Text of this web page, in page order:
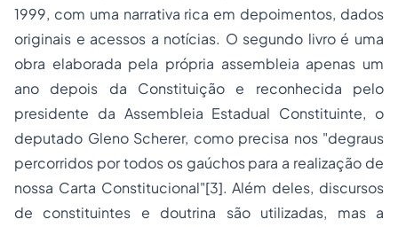
1999, com uma narrativa rica em depoimentos, dados
originais e acessos a notícias. O segundo livro é uma
obra elaborada pela própria assembleia apenas um
ano depois da Constituição e reconhecida pelo
presidente da Assembleia Estadual Constituinte, o
deputado Gleno Scherer, como precisa nos "degraus
percorridos por todos os gaúchos para a realização de
nossa Carta Constitucional"[3]. Além deles, discursos
de constituintes e doutrina são utilizadas, mas a